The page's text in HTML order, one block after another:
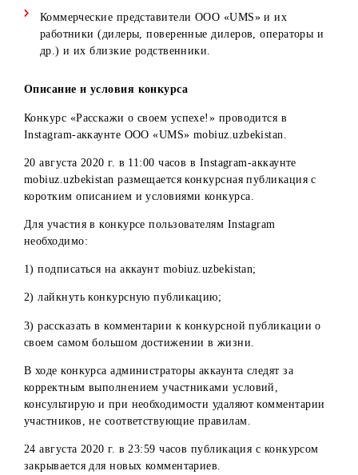
трудовые отношения на период акции, а также их
близкие родственники;
ГПХ, а также их близкие родственники;
Коммерческие представители ООО «UMS» и их
работники (дилеры, поверенные дилеров, операторы
др.) и их близкие родственники.
Описание и условия конкурса
Конкурс «Расскажи о своем успехе!» проводится в
mobiuz.uzbekistan размещается конкурсная публикация с
коротким описанием и условиями конкурса.
необходимо:
1) подписаться на аккаунт mobiuz.uzbekistan;
3) рассказать в комментарии к конкурсной публикации о